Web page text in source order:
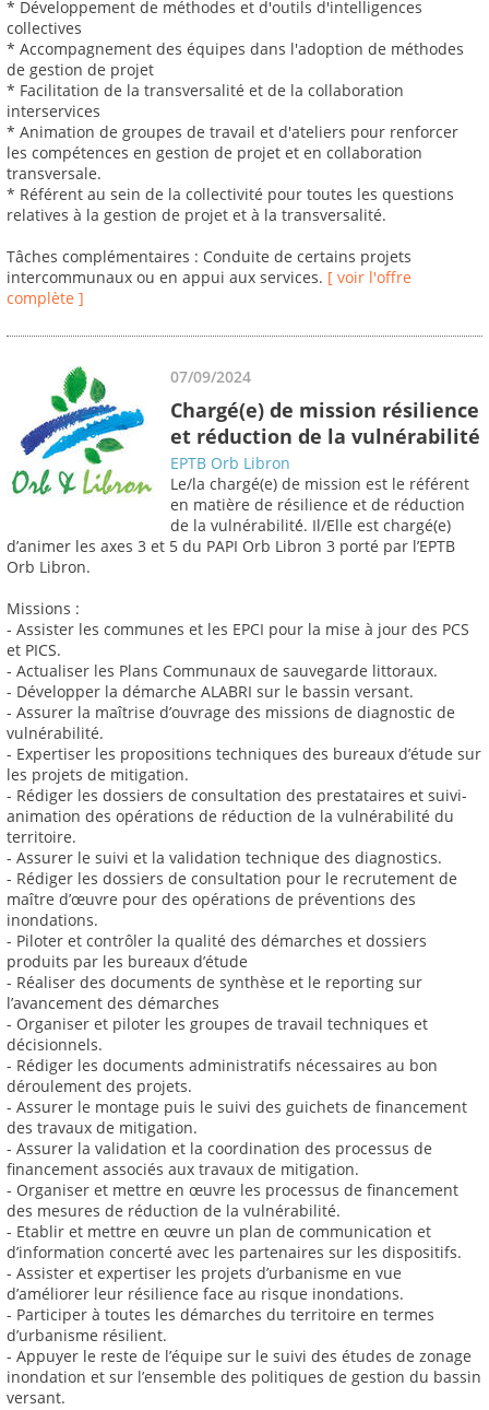
* Développement de méthodes et d'outils d'intelligences
collectives
* Accompagnement des équipes dans l'adoption de méthodes
de gestion de projet
* Facilitation de la transversalité et de la collaboration
interservices
* Animation de groupes de travail et d'ateliers pour renforcer
les compétences en gestion de projet et en collaboration
transversale.
* Référent au sein de la collectivité pour toutes les questions
relatives à la gestion de projet et à la transversalité.
Tâches complémentaires : Conduite de certains projets
intercommunaux ou en appui aux services. [ voir l'offre
complète ]
07/09/2024
Chargé(e) de mission résilience
et réduction de la vulnérabilité
EPTB Orb Libron
Le/la chargé(e) de mission est le référent
en matière de résilience et de réduction
de la vulnérabilité́. Il/Elle est chargé(e)
d’animer les axes 3 et 5 du PAPI Orb Libron 3 porté par l’EPTB
Orb Libron.
Missions :
- Assister les communes et les EPCI pour la mise à jour des PCS
et PICS.
- Actualiser les Plans Communaux de sauvegarde littoraux.
- Développer la démarche ALABRI sur le bassin versant.
- Assurer la maîtrise d’ouvrage des missions de diagnostic de
vulnérabilité.
- Expertiser les propositions techniques des bureaux d’étude sur
les projets de mitigation.
- Rédiger les dossiers de consultation des prestataires et suivi-
animation des opérations de réduction de la vulnérabilité du
territoire.
- Assurer le suivi et la validation technique des diagnostics.
- Rédiger les dossiers de consultation pour le recrutement de
maître d’œuvre pour des opérations de préventions des
inondations.
- Piloter et contrôler la qualité des démarches et dossiers
produits par les bureaux d’étude
- Réaliser des documents de synthèse et le reporting sur
l’avancement des démarches
- Organiser et piloter les groupes de travail techniques et
décisionnels.
- Rédiger les documents administratifs nécessaires au bon
déroulement des projets.
- Assurer le montage puis le suivi des guichets de financement
des travaux de mitigation.
- Assurer la validation et la coordination des processus de
financement associés aux travaux de mitigation.
- Organiser et mettre en œuvre les processus de financement
des mesures de réduction de la vulnérabilité.
- Etablir et mettre en œuvre un plan de communication et
d’information concerté avec les partenaires sur les dispositifs.
- Assister et expertiser les projets d’urbanisme en vue
d’améliorer leur résilience face au risque inondations.
- Participer à toutes les démarches du territoire en termes
d’urbanisme résilient.
- Appuyer le reste de l’équipe sur le suivi des études de zonage
inondation et sur l’ensemble des politiques de gestion du bassin
versant.